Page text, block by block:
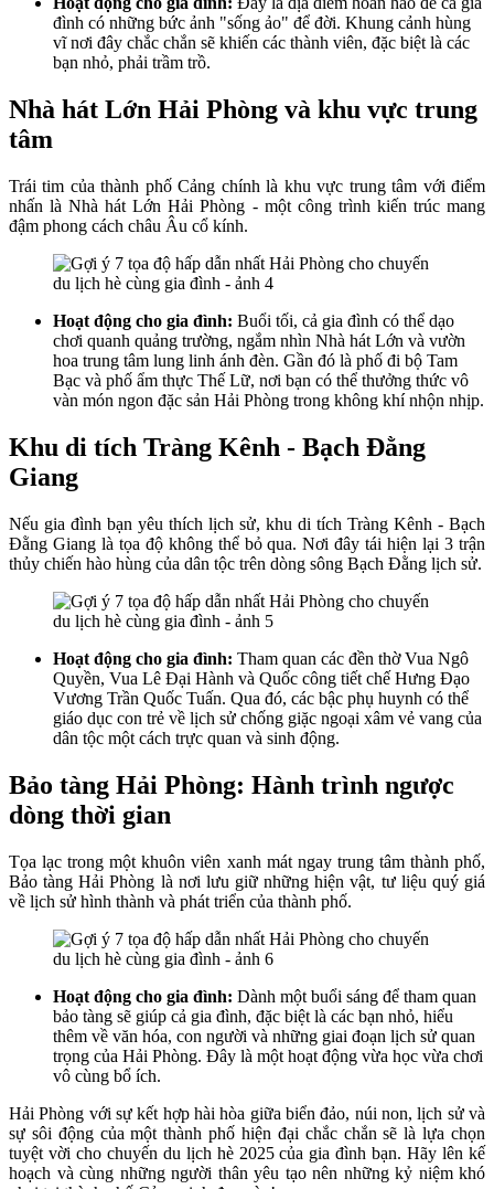
đình có những bức ảnh "sống ảo" để đời. Khung cảnh hùng
vĩ nơi đây chắc chắn sẽ khiến các thành viên, đặc biệt là các
bạn nhỏ, phải trầm trồ.
Nhà hát Lớn Hải Phòng và khu vực trung
tâm
Trái tim của thành phố Cảng chính là khu vực trung tâm với điểm
nhấn là Nhà hát Lớn Hải Phòng - một công trình kiến trúc mang
đậm phong cách châu Âu cổ kính.
Hoạt động cho gia đình: Buổi tối, cả gia đình có thể dạo
chơi quanh quảng trường, ngắm nhìn Nhà hát Lớn và vườn
hoa trung tâm lung linh ánh đèn. Gần đó là phố đi bộ Tam
Bạc và phố ẩm thực Thế Lữ, nơi bạn có thể thưởng thức vô
vàn món ngon đặc sản Hải Phòng trong không khí nhộn nhịp.
Khu di tích Tràng Kênh - Bạch Đằng
Giang
Nếu gia đình bạn yêu thích lịch sử, khu di tích Tràng Kênh - Bạch
Đằng Giang là tọa độ không thể bỏ qua. Nơi đây tái hiện lại 3 trận
thủy chiến hào hùng của dân tộc trên dòng sông Bạch Đằng lịch sử.
Hoạt động cho gia đình: Tham quan các đền thờ Vua Ngô
Quyền, Vua Lê Đại Hành và Quốc công tiết chế Hưng Đạo
Vương Trần Quốc Tuấn. Qua đó, các bậc phụ huynh có thể
giáo dục con trẻ về lịch sử chống giặc ngoại xâm vẻ vang của
dân tộc một cách trực quan và sinh động.
Bảo tàng Hải Phòng: Hành trình ngược
dòng thời gian
Tọa lạc trong một khuôn viên xanh mát ngay trung tâm thành phố,
Bảo tàng Hải Phòng là nơi lưu giữ những hiện vật, tư liệu quý giá
về lịch sử hình thành và phát triển của thành phố.
Hoạt động cho gia đình: Dành một buổi sáng để tham quan
bảo tàng sẽ giúp cả gia đình, đặc biệt là các bạn nhỏ, hiểu
thêm về văn hóa, con người và những giai đoạn lịch sử quan
trọng của Hải Phòng. Đây là một hoạt động vừa học vừa chơi
vô cùng bổ ích.
Hải Phòng với sự kết hợp hài hòa giữa biển đảo, núi non, lịch sử và
sự sôi động của một thành phố hiện đại chắc chắn sẽ là lựa chọn
tuyệt vời cho chuyến du lịch hè 2025 của gia đình bạn. Hãy lên kế
hoạch và cùng những người thân yêu tạo nên những kỷ niệm khó